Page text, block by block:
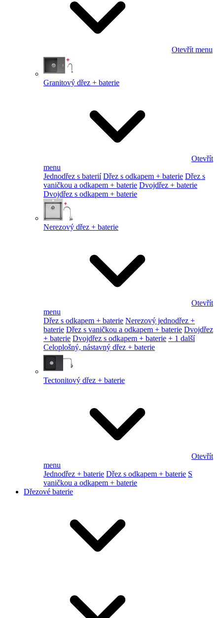
Otevřít menu
Granitový dřez + baterie
Otevřít
menu
Jednodřez s baterií Dřez s odkapem + baterie Dřez s
vaničkou a odkapem + baterie Dvojdřez + baterie
Dvojdřez s odkapem + baterie
Nerezový dřez + baterie
Otevřít
menu
Dřez s odkapem + baterie Nerezový jednodřez +
baterie Dřez s vaničkou a odkapem + baterie Dvojdřez
+ baterie Dvojdřez s odkapem + baterie + 1 další
Celoplošný, nástavný dřez + baterie
Tectonitový dřez + baterie
Otevřít
menu
Jednodřez + baterie Dřez s odkapem + baterie S
vaničkou a odkapem + baterie
Dřezové baterie